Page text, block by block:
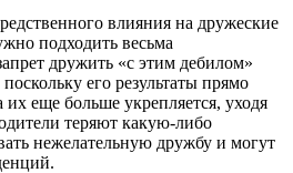
влияния на дружеские
подходить весьма
дружить «с этим дебилом»
его результаты прямо
еще больше укрепляется, уходя
теряют какую-либо
нежелательную дружбу и могут